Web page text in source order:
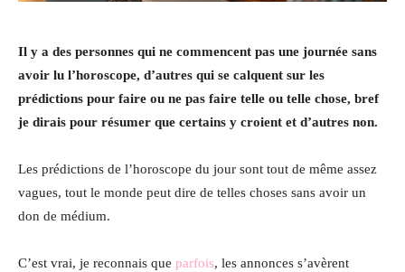
Il y a des personnes qui ne commencent pas une journée sans
avoir lu l’horoscope, d’autres qui se calquent sur les
prédictions pour faire ou ne pas faire telle ou telle chose, bref
je dirais pour résumer que certains y croient et d’autres non.
Les prédictions de l’horoscope du jour sont tout de même assez
vagues, tout le monde peut dire de telles choses sans avoir un
don de médium.
C’est vrai, je reconnais que parfois, les annonces s’avèrent